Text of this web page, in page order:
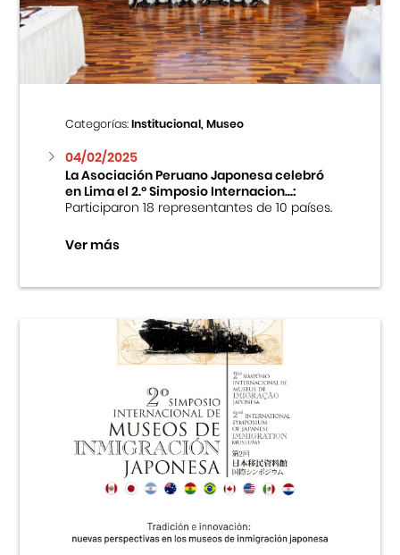
Categorías:Institucional, Museo
04/02/2025
La Asociación Peruano Japonesa celebró
en Lima el 2.º Simposio Internacion...:
Participaron 18 representantes de 10 países.
Ver más